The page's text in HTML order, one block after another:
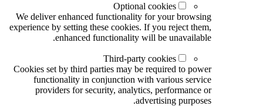
Optional cookies
We deliver enhanced functionality for your browsing
experience by setting these cookies. If you reject them,
enhanced functionality will be unavailable.
Third-party cookies
Cookies set by third parties may be required to power
functionality in conjunction with various service
providers for security, analytics, performance or
advertising purposes.